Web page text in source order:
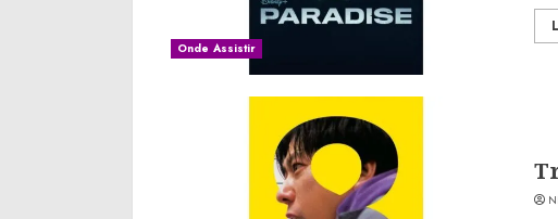
Onde Assistir